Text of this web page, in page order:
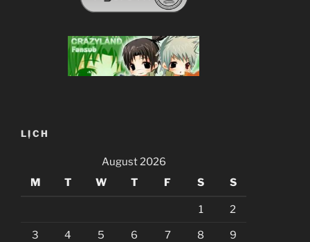
LỊCH
August 2026
M
T W T F S S
1 2
3 4 5 6 7 8 9